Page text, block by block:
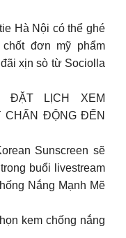
Hà Nội có thể ghé
đơn mỹ phẩm
xịn sò từ Sociolla
ĐẶT LỊCH XEM
CHẤN ĐỘNG ĐẾN
Sunscreen sẽ
buổi livestream
Nắng Mạnh Mẽ
kem chống nắng